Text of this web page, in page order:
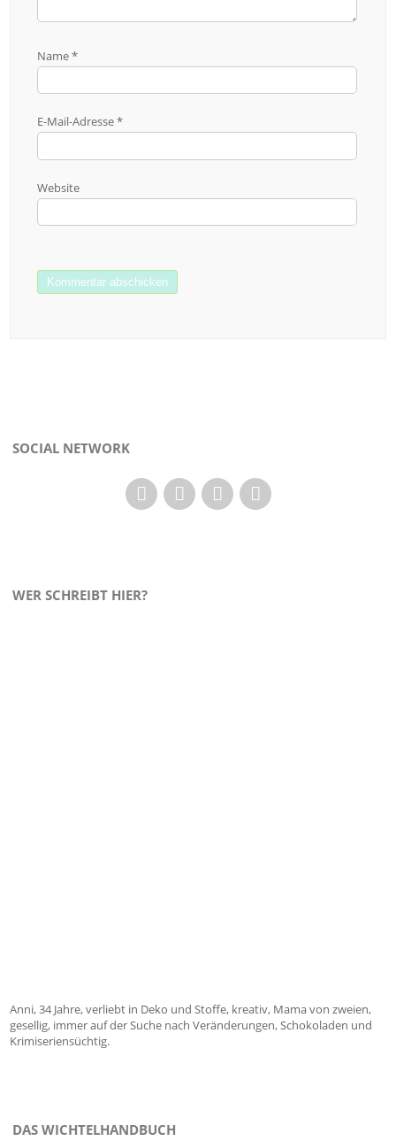
Name*
E-Mail-Adresse*
Website
SOCIAL NETWORK
WER SCHREIBT HIER?
Anni, 34 Jahre, verliebt in Deko und Stoffe, kreativ, Mama von zweien,
gesellig, immer auf der Suche nach Veränderungen, Schokoladen und
Krimiseriensüchtig.
DAS WICHTELHANDBUCH